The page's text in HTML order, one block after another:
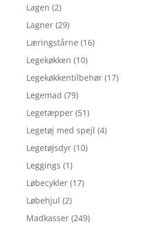
Lagen (2)
Lagner (29)
Læringstårne (16)
Legekøkken (10)
Legekøkkentilbehør (17)
Legemad (79)
Legetæpper (51)
Legetøj med spejl (4)
Legetøjsdyr (10)
Leggings (1)
Løbecykler (17)
Løbehjul (2)
Madkasser (249)